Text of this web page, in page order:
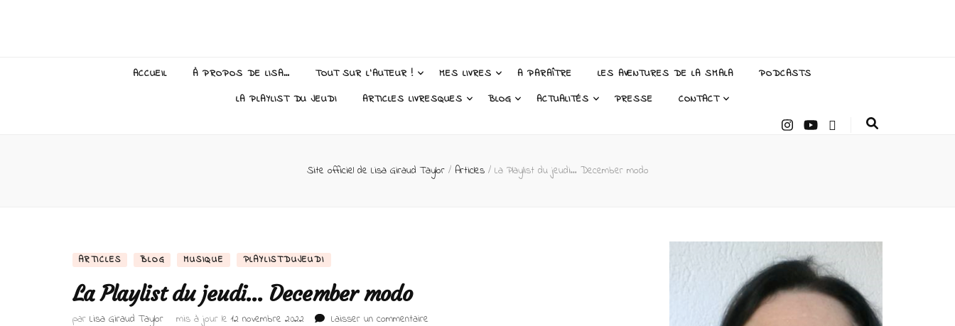
ACCUEIL À PROPOS DE LISA… TOUT SUR L’AUTEUR ! MES LIVRES A PARAÎTRE LES AVENTURES DE LA SMALA
PODCASTS
LA PLAYLIST DU JEUDI
ARTICLES LIVRESQUES BLOG ACTUALITÉS PRESSE CONTACT
Site officiel de Lisa Giraud Taylor / Articles / La Playlist du jeudi… December modo
ARTICLES BLOG MUSIQUE PLAYLISTDUJEUDI
La Playlist du jeudi… December modo
par Lisa Giraud Taylor mis à jour le12 novembre 2022 Laisser un commentaire